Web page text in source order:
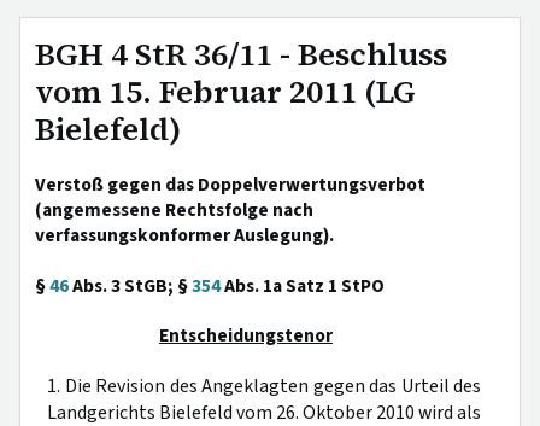
BGH 4 StR 36/11 - Beschluss
vom 15. Februar 2011 (LG
Bielefeld)
Verstoß gegen das Doppelverwertungsverbot
(angemessene Rechtsfolge nach
verfassungskonformer Auslegung).
§46Abs. 3 StGB; §354Abs. 1a Satz 1 StPO
Entscheidungstenor
1. Die Revision des Angeklagten gegen das Urteil des
Landgerichts Bielefeld vom 26. Oktober 2010 wird als